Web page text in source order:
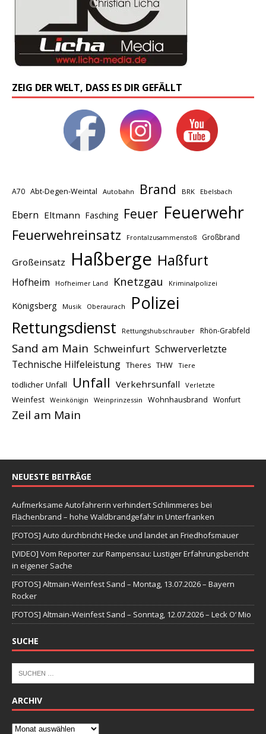
ZEIG DER WELT, DASS ES DIR GEFÄLLT
A70 Abt-Degen-Weintal Autobahn Brand BRK Ebelsbach
Ebern Eltmann Fasching Feuer Feuerwehr
Feuerwehreinsatz Frontalzusammenstoß Großbrand
Großeinsatz Haßberge Haßfurt
Hofheim Hofheimer Land Knetzgau Kriminalpolizei
Königsberg Musik Oberaurach Polizei
Rettungsdienst Rettungshubschrauber Rhön-Grabfeld
Sand am Main Schweinfurt Schwerverletzte
Technische Hilfeleistung Theres THW Tiere
tödlicher Unfall Unfall Verkehrsunfall Verletzte
Weinfest Weinkönigin Weinprinzessin Wohnhausbrand Wonfurt
Zeil am Main
NEUESTE BEITRÄGE
Aufmerksame Autofahrerin verhindert Schlimmeres bei
Flächenbrand – hohe Waldbrandgefahr in Unterfranken
[FOTOS] Auto durchbricht Hecke und landet an Friedhofsmauer
[VIDEO] Vom Reporter zur Rampensau: Lustiger Erfahrungsbericht
in eigener Sache
[FOTOS] Altmain-Weinfest Sand – Montag, 13.07.2026 – Bayern
Rocker
[FOTOS] Altmain-Weinfest Sand – Sonntag, 12.07.2026 – Leck O‘ Mio
SUCHE
ARCHIV